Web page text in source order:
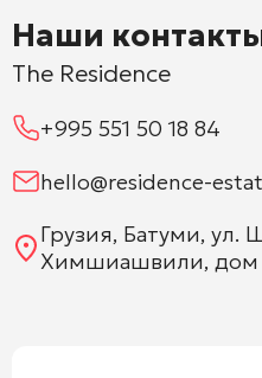
Наши
The Residence
+995 551 50 18 84
hello@residence-
Грузия, Батуми, ул.
Химшиашвили, дом